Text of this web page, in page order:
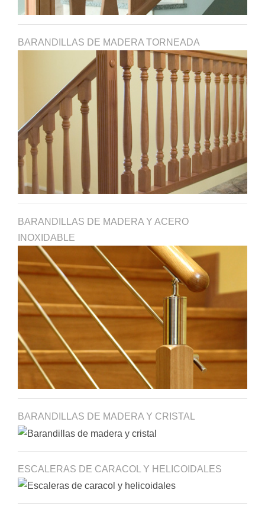
BARANDILLAS DE MADERA TORNEADA
BARANDILLAS DE MADERA Y ACERO
INOXIDABLE
BARANDILLAS DE MADERA Y CRISTAL
ESCALERAS DE CARACOL Y HELICOIDALES